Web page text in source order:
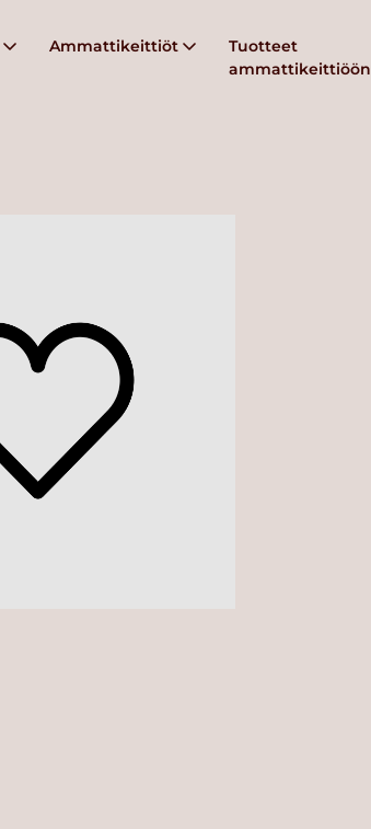
Ammattikeittiöt
Tuotteet
ammattikeittiöön